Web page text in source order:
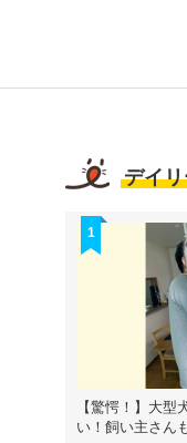
デイ
1
【驚愕！】大型
い！飼い主さん